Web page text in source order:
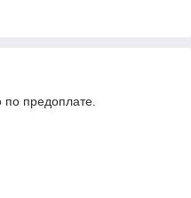
по предоплате.